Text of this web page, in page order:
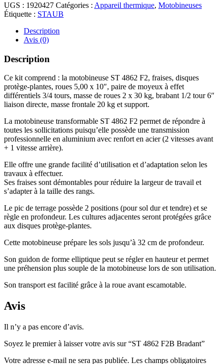
UGS : 1920427 Catégories : Appareil thermique, Motobineuses
Étiquette : STAUB
Description
Avis (0)
Description
Ce kit comprend : la motobineuse ST 4862 F2, fraises, disques
protège-plantes, roues 5,00 x 10″, paire de moyeux à effet
différentiels 3/4 tours, masse de roues 2 x 30 kg, brabant 1/2 tour 6″
liaison directe, masse frontale 20 kg et support.
La motobineuse transformable ST 4862 F2 permet de répondre à
toutes les sollicitations puisqu’elle possède une transmission
professionnelle en aluminium avec renfort en acier (2 vitesses avant
+ 1 vitesse arrière).
Elle offre une grande facilité d’utilisation et d’adaptation selon les
travaux à effectuer.
Ses fraises sont démontables pour réduire la largeur de travail et
s’adapter à la taille des rangs.
Le pic de terrage possède 2 positions (pour sol dur et tendre) et se
règle en profondeur. Les cultures adjacentes seront protégées grâce
aux disques protège-plantes.
Cette motobineuse prépare les sols jusqu’à 32 cm de profondeur.
Son guidon de forme elliptique peut se régler en hauteur et permet
une préhension plus souple de la motobineuse lors de son utilisation.
Son transport est facilité grâce à la roue avant escamotable.
Avis
Il n’y a pas encore d’avis.
Soyez le premier à laisser votre avis sur “ST 4862 F2B Bradant”
Votre adresse e-mail ne sera pas publiée. Les champs obligatoires